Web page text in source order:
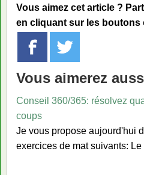
Vous aimez cet article ?
en cliquant sur les boutons
Vous aimerez
Conseil 360/365: résolvez
coups
Je vous propose aujourd'hui
exercices de mat suivants: